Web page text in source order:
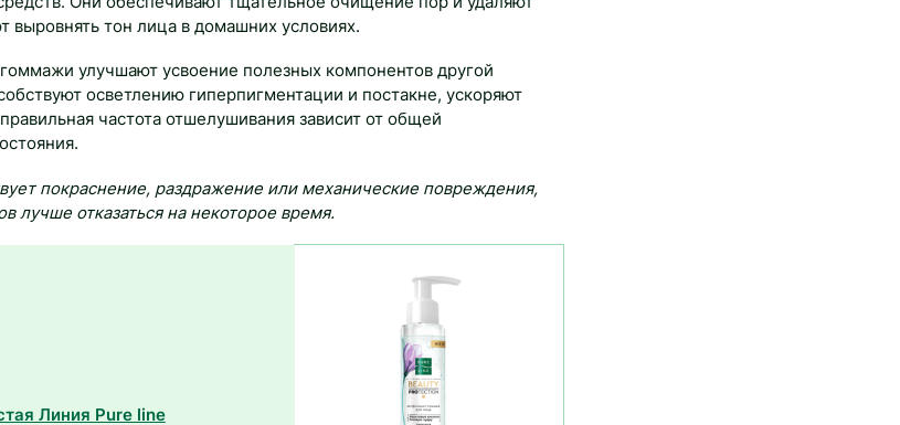
выровнять тон лица в домашних условиях.
улучшают усвоение полезных компонентов другой
осветлению гиперпигментации и постакне, ускоряют
частота отшелушивания зависит от общей
покраснение, раздражение или механические повреждения,
лучше отказаться на некоторое время.
Линия Pure line